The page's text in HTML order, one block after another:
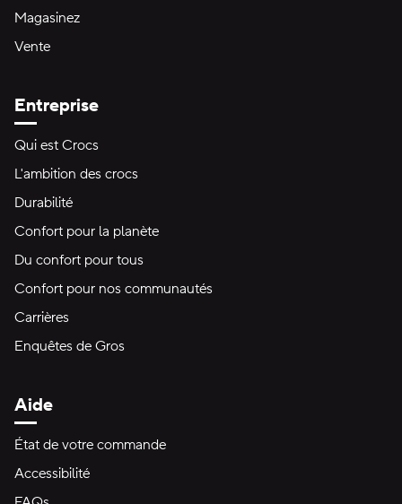
Magasinez
Vente
Entreprise
Qui est Crocs
L'ambition des crocs
Durabilité
Confort pour la planète
Du confort pour tous
Confort pour nos communautés
Carrières
Enquêtes de Gros
Aide
État de votre commande
Accessibilité